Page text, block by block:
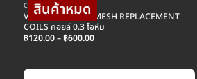
COIL คอยล์บุหรี่ไฟฟ้า
VAPORESSO GTX MESH REPLACEMENT
COILS คอยล์ 0.3 โอห์ม
฿120.00–฿600.00Price
฿600.00